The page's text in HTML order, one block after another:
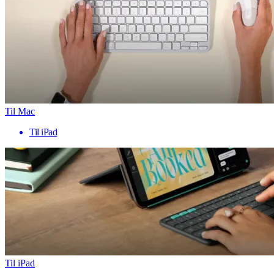
Til Mac
Til iPad
Til iPad